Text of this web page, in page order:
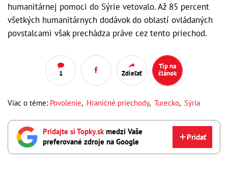
humanitárnej pomoci do Sýrie vetovalo. Až 85 percent
všetkých humanitárnych dodávok do oblastí ovládaných
povstalcami však prechádza práve cez tento priechod.
1 Zdieľať
Tip na
článok
Viac o téme: Povolenie, Hraničné priechody, Turecko, Sýria
Pridajte si Topky.skmedzi Vaše
preferované zdroje na Google
Pridať